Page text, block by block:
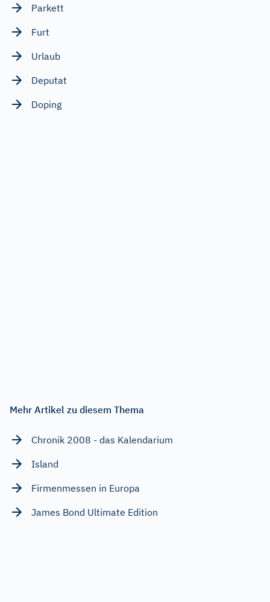
Parkett
Furt
Urlaub
Deputat
Doping
Mehr Artikel zu diesem Thema
Chronik 2008 - das Kalendarium
Island
Firmenmessen in Europa
James Bond Ultimate Edition